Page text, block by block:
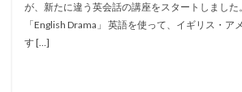
が、新たに違う英会話の講座をスタートしました
「English Drama」 英語を使って、イギリス・ア
す […]